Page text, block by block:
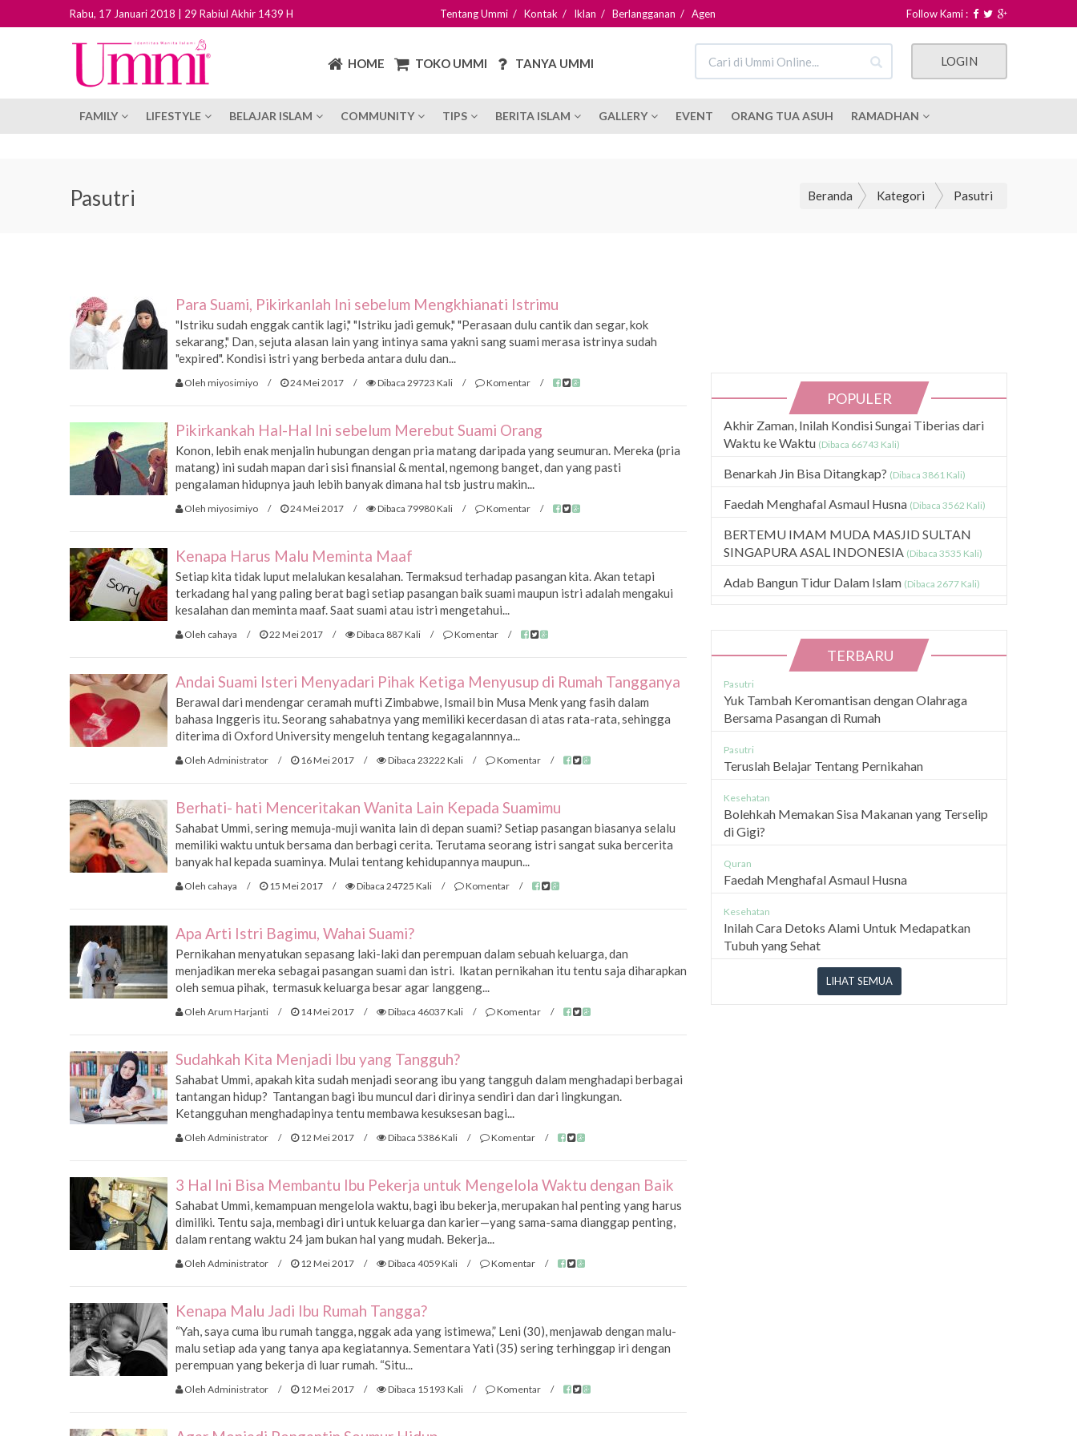
Rabu, 17 Januari 2018 | 29 Rabiul Akhir 1439 H Tentang Ummi/ Kontak / Iklan / Berlangganan / Agen Follow Kami :
HOME TOKO UMMI TANYA UMMI LOGIN
FAMILY LIFESTYLE BELAJAR ISLAM COMMUNITY TIPS BERITA ISLAM GALLERY EVENT ORANG TUA ASUH RAMADHAN
Pasutri Beranda Kategori Pasutri
Para Suami, Pikirkanlah Ini sebelum Mengkhianati Istrimu
"Istriku sudah enggak cantik lagi," "Istriku jadi gemuk," "Perasaan dulu cantik dan segar, kok
sekarang," Dan, sejuta alasan lain yang intinya sama yakni sang suami merasa istrinya sudah
"expired". Kondisi istri yang berbeda antara dulu dan...
Oleh miyosimiyo / 24 Mei 2017 / Dibaca 29723 Kali / Komentar /
Pikirkankah Hal-Hal Ini sebelum Merebut Suami Orang
Konon, lebih enak menjalin hubungan dengan pria matang daripada yang seumuran. Mereka (pria
matang) ini sudah mapan dari sisi finansial & mental, ngemong banget, dan yang pasti
pengalaman hidupnya jauh lebih banyak dimana hal tsb justru makin...
Oleh miyosimiyo / 24 Mei 2017 / Dibaca 79980 Kali / Komentar /
Kenapa Harus Malu Meminta Maaf
Setiap kita tidak luput melalukan kesalahan. Termaksud terhadap pasangan kita. Akan tetapi
terkadang hal yang paling berat bagi setiap pasangan baik suami maupun istri adalah mengakui
kesalahan dan meminta maaf. Saat suami atau istri mengetahui...
Oleh cahaya / 22 Mei 2017 / Dibaca 887 Kali / Komentar /
Andai Suami Isteri Menyadari Pihak Ketiga Menyusup di Rumah Tangganya
Berawal dari mendengar ceramah mufti Zimbabwe, Ismail bin Musa Menk yang fasih dalam
bahasa Inggeris itu. Seorang sahabatnya yang memiliki kecerdasan di atas rata-rata, sehingga
diterima di Oxford University mengeluh tentang kegagalannnya...
Oleh Administrator / 16 Mei 2017 / Dibaca 23222 Kali / Komentar /
Berhati- hati Menceritakan Wanita Lain Kepada Suamimu
Sahabat Ummi, sering memuja-muji wanita lain di depan suami? Setiap pasangan biasanya selalu
memiliki waktu untuk bersama dan berbagi cerita. Terutama seorang istri sangat suka bercerita
banyak hal kepada suaminya. Mulai tentang kehidupannya maupun...
Oleh cahaya / 15 Mei 2017 / Dibaca 24725 Kali / Komentar /
Apa Arti Istri Bagimu, Wahai Suami?
Pernikahan menyatukan sepasang laki-laki dan perempuan dalam sebuah keluarga, dan
menjadikan mereka sebagai pasangan suami dan istri. Ikatan pernikahan itu tentu saja diharapkan
oleh semua pihak, termasuk keluarga besar agar langgeng...
Oleh Arum Harjanti / 14 Mei 2017 / Dibaca 46037 Kali / Komentar /
Sudahkah Kita Menjadi Ibu yang Tangguh?
Sahabat Ummi, apakah kita sudah menjadi seorang ibu yang tangguh dalam menghadapi berbagai
tantangan hidup? Tantangan bagi ibu muncul dari dirinya sendiri dan dari lingkungan.
Ketangguhan menghadapinya tentu membawa kesuksesan bagi...
Oleh Administrator / 12 Mei 2017 / Dibaca 5386 Kali / Komentar /
3 Hal Ini Bisa Membantu Ibu Pekerja untuk Mengelola Waktu dengan Baik
Sahabat Ummi, kemampuan mengelola waktu, bagi ibu bekerja, merupakan hal penting yang harus
dimiliki. Tentu saja, membagi diri untuk keluarga dan karier—yang sama-sama dianggap penting,
dalam rentang waktu 24 jam bukan hal yang mudah. Bekerja...
Oleh Administrator / 12 Mei 2017 / Dibaca 4059 Kali / Komentar /
Kenapa Malu Jadi Ibu Rumah Tangga?
“Yah, saya cuma ibu rumah tangga, nggak ada yang istimewa,” Leni (30), menjawab dengan malu-
malu setiap ada yang tanya apa kegiatannya. Sementara Yati (35) sering terhinggap iri dengan
perempuan yang bekerja di luar rumah. “Situ...
Oleh Administrator / 12 Mei 2017 / Dibaca 15193 Kali / Komentar /
POPULER
Akhir Zaman, Inilah Kondisi Sungai Tiberias dari
Waktu ke Waktu (Dibaca 66743 Kali)
Benarkah Jin Bisa Ditangkap? (Dibaca 3861 Kali)
Faedah Menghafal Asmaul Husna (Dibaca 3562 Kali)
BERTEMU IMAM MUDA MASJID SULTAN
SINGAPURA ASAL INDONESIA (Dibaca 3535 Kali)
Adab Bangun Tidur Dalam Islam (Dibaca 2677 Kali)
TERBARU
Pasutri
Yuk Tambah Keromantisan dengan Olahraga
Bersama Pasangan di Rumah
Pasutri
Teruslah Belajar Tentang Pernikahan
Kesehatan
Bolehkah Memakan Sisa Makanan yang Terselip
di Gigi?
Quran
Faedah Menghafal Asmaul Husna
Kesehatan
Inilah Cara Detoks Alami Untuk Medapatkan
Tubuh yang Sehat
LIHAT SEMUA